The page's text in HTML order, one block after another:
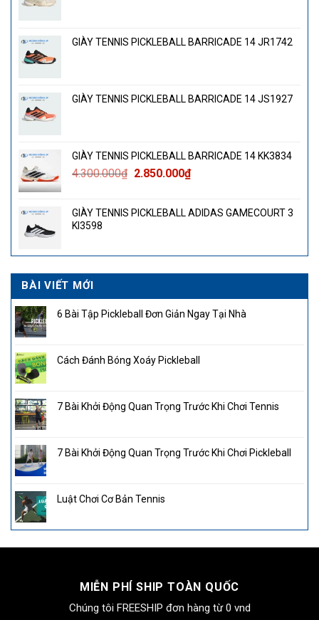
GIÀY TENNIS PICKLEBALL BARRICADE 14 JR1742
GIÀY TENNIS PICKLEBALL BARRICADE 14 JS1927
GIÀY TENNIS PICKLEBALL BARRICADE 14 KK3834
4.300.000₫ Giá
4.300.000₫.
2.850.000₫Giá
là:
GIÀY TENNIS PICKLEBALL ADIDAS GAMECOURT 3
KI3598
BÀI VIẾT MỚI
6 Bài Tập Pickleball Đơn Giản Ngay Tại Nhà
Cách Đánh Bóng Xoáy Pickleball
7 Bài Khởi Động Quan Trọng Trước Khi Chơi Tennis
7 Bài Khởi Động Quan Trọng Trước Khi Chơi Pickleball
Luật Chơi Cơ Bản Tennis
MIỄN PHÍ SHIP TOÀN QUỐC
Chúng tôi FREESHIP đơn hàng từ 0 vnd